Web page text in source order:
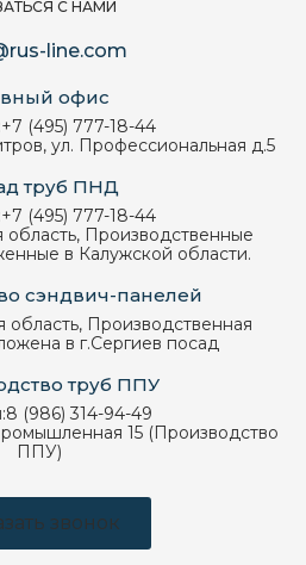
С НАМИ
line.com
офис
+7 (495) 777-18-44
ул. Профессиональная д.5
труб ПНД
+7 (495) 777-18-44
область, Производственные
в Калужской области.
сэндвич-панелей
область, Производственная
в г.Сергиев посад
труб ППУ
8 (986) 314-94-49
15 (Производство
ППУ)
звонок